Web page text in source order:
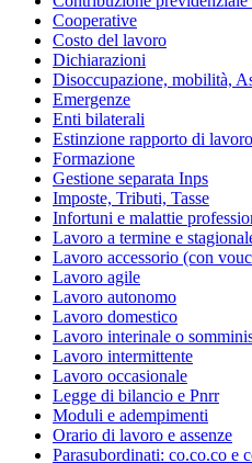
Cooperative
Costo del lavoro
Dichiarazioni
Disoccupazione, mobilità,
Emergenze
Enti bilaterali
Estinzione rapporto di lavoro
Formazione
Gestione separata Inps
Imposte, Tributi, Tasse
Infortuni e malattie
Lavoro a termine e
Lavoro accessorio (con
Lavoro agile
Lavoro autonomo
Lavoro domestico
Lavoro interinale o
Lavoro intermittente
Lavoro occasionale
Legge di bilancio e Pnrr
Moduli e adempimenti
Orario di lavoro e assenze
Parasubordinati: co.co.co e